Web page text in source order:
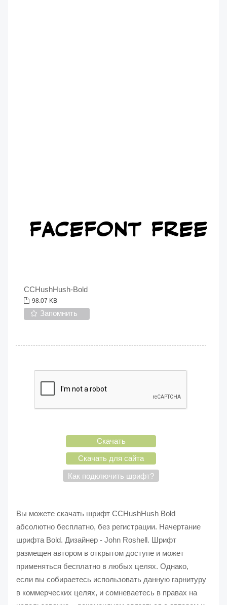
CCHushHush-Bold
98.07 KB
Запомнить
Скачать
Скачать для сайта
Как подключить шрифт?
Вы можете скачать шрифт CCHushHush Bold
абсолютно бесплатно, без регистрации. Начертание
шрифта Bold. Дизайнер - John Roshell. Шрифт
размещен автором в открытом доступе и может
применяться бесплатно в любых целях. Однако,
если вы собираетесь использовать данную гарнитуру
в коммерческих целях, и сомневаетесь в правах на